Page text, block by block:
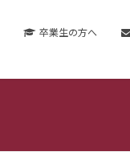
卒業生の方へ